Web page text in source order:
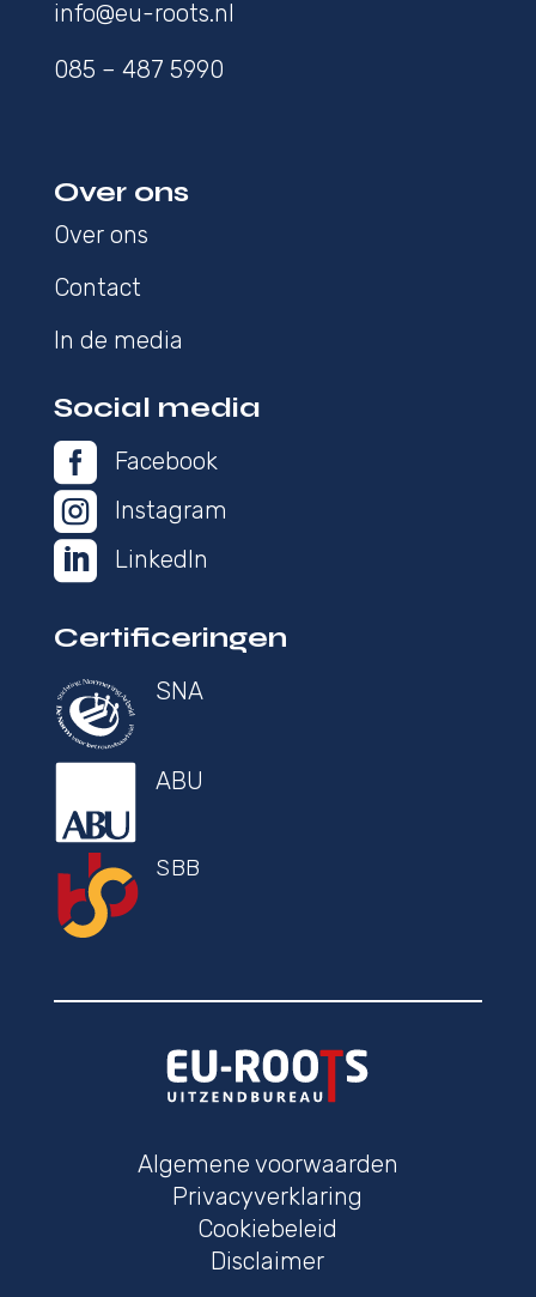
info@eu-roots.nl
085 – 487 5990
Over ons
Over ons
Contact
In de media
Social media
 Facebook
 Instagram
 LinkedIn
Certificeringen
SNA
ABU
SBB
Algemene voorwaarden
Privacyverklaring
Cookiebeleid
Disclaimer